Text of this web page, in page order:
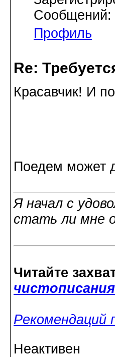
Сообщений:
Профиль
Re:
Красавчик! И
Поедем может
Я начал с
стать ли мне
Читайте
чистописания
Рекомендаций
Неактивен